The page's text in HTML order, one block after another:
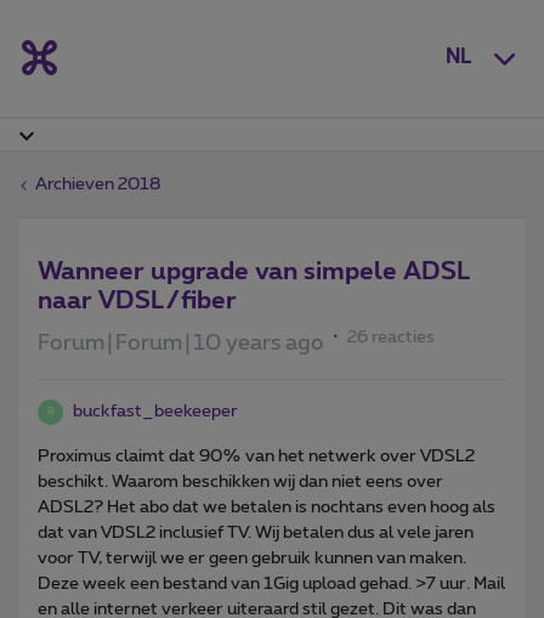
NL
Archieven 2018
Wanneer upgrade van simpele ADSL
naar VDSL/fiber
Forum|Forum|10 years ago 26 reacties
B buckfast_beekeeper
Proximus claimt dat 90% van het netwerk over VDSL2
beschikt. Waarom beschikken wij dan niet eens over
ADSL2? Het abo dat we betalen is nochtans even hoog als
dat van VDSL2 inclusief TV. Wij betalen dus al vele jaren
voor TV, terwijl we er geen gebruik kunnen van maken.
Deze week een bestand van 1Gig upload gehad. >7 uur. Mail
en alle internet verkeer uiteraard stil gezet. Dit was dan